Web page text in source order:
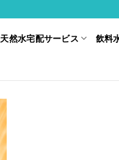
天然水宅配サービス 飲料